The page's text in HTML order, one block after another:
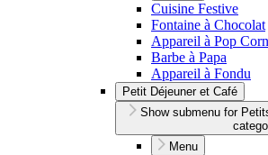
Cuisine Festive
Fontaine à Chocolat
Appareil à Pop Corn
Barbe à Papa
Appareil à Fondu
Petit Déjeuner et Café
Show submenu for
Menu